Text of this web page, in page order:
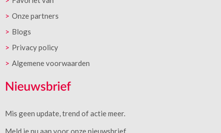
Onze partners
Blogs
Privacy policy
Algemene voorwaarden
Nieuwsbrief
Mis geen update, trend of actie meer.
Meld je nu aan voor onze nieuwsbrief.